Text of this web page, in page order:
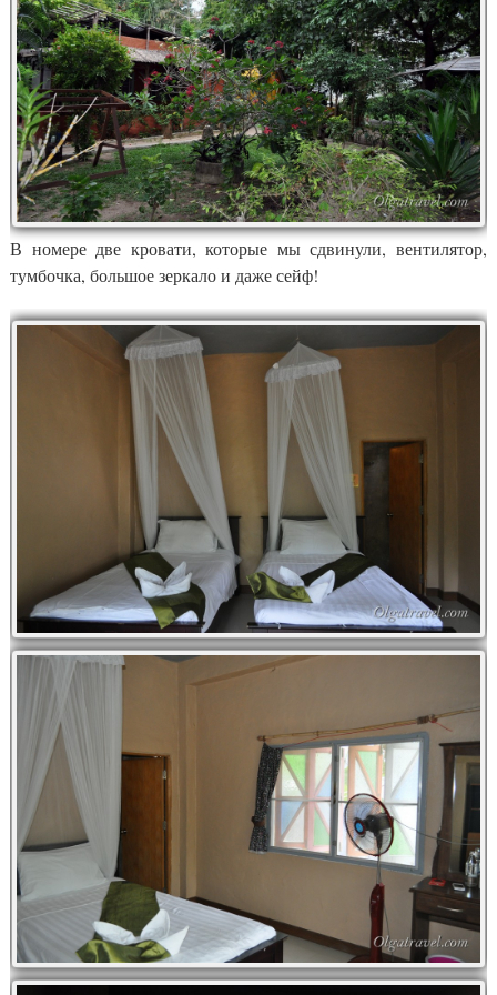
В номере две кровати, которые мы сдвинули, вентилятор,
тумбочка, большое зеркало и даже сейф!